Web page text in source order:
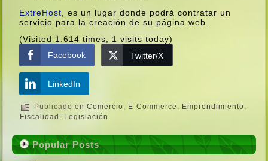
ExtreHost , es un lugar donde podrá contratar un
servicio para la creación de su página web.
(Visited 1.614 times, 1 visits today)
Facebook
Twitter/X
LinkedIn
Publicado en Comercio, E-Commerce , Emprendimiento,
Fiscalidad , Legislación
Popular Posts